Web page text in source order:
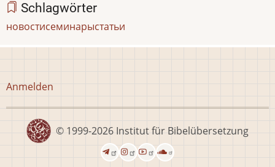
Schlagwörter
новостисеминарыстатьи
Benutzermenü
Anmelden
© 1999-2026 Institut für Bibelübersetzung